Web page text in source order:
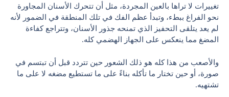
تغييرات لا تراها بالعين المجردة، مثل أن تتحرك الأسنان المجاورة
نحو الفراغ ببطء، وتبدأ عظم الفك في تلك المنطقة في الضمور لأنه
لم يعد يتلقى التحفيز الذي تمنحه جذور الأسنان، وتتراجع كفاءة
المضغ مما ينعكس على الجهاز الهضمي كله.
والأصعب من هذا كله هو ذلك الشعور حين تتردد قبل أن تبتسم في
صورة، أو حين تختار ما تأكله بناءً على ما تستطيع مضغه لا على ما
تشتهيه.